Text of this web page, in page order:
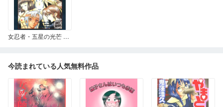
女忍者・五星の光芒 －ライトニング★サーガ－
今読まれている人気無料作品